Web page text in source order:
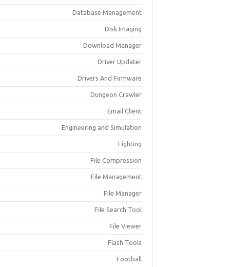
Database Management
Disk Imaging
Download Manager
Driver Updater
Drivers And Firmware
Dungeon Crawler
Email Client
Engineering and Simulation
Fighting
File Compression
File Management
File Manager
File Search Tool
File Viewer
Flash Tools
Football